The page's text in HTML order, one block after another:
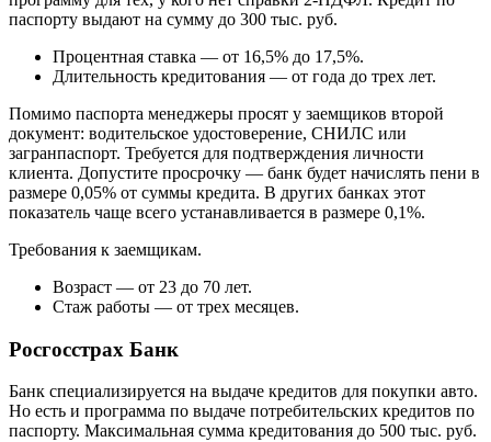
паспорту выдают на сумму до 300 тыс. руб.
Процентная ставка — от 16,5% до 17,5%.
Длительность кредитования — от года до трех лет.
Помимо паспорта менеджеры просят у заемщиков второй
документ: водительское удостоверение, СНИЛС или
загранпаспорт. Требуется для подтверждения личности
клиента. Допустите просрочку — банк будет начислять пени в
размере 0,05% от суммы кредита. В других банках этот
показатель чаще всего устанавливается в размере 0,1%.
Требования к заемщикам.
Возраст — от 23 до 70 лет.
Стаж работы — от трех месяцев.
Росгосстрах Банк
Банк специализируется на выдаче кредитов для покупки авто.
Но есть и программа по выдаче потребительских кредитов по
паспорту. Максимальная сумма кредитования до 500 тыс. руб.